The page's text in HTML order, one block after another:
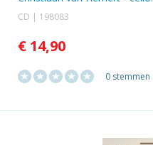
CD | 198083
€ 14,90
0 stemmen